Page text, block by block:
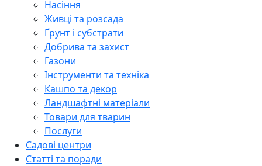
Насіння
Живці та розсада
Ґрунт і субстрати
Добрива та захист
Газони
Інструменти та техніка
Кашпо та декор
Ландшафтні матеріали
Товари для тварин
Послуги
Садові центри
Статті та поради